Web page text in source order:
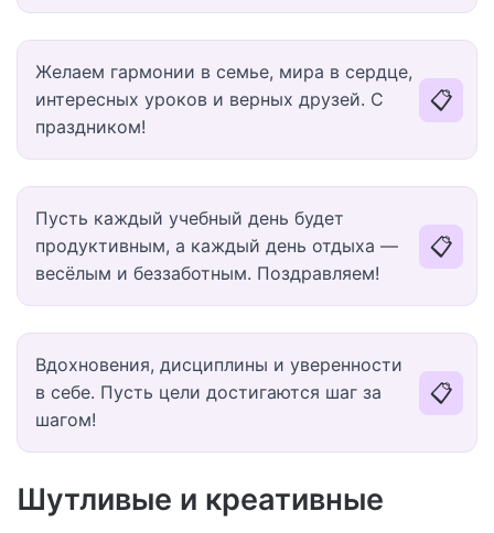
Желаем гармонии в семье, мира в сердце,
интересных уроков и верных друзей. С
праздником!
📋
Пусть каждый учебный день будет
продуктивным, а каждый день отдыха —
весёлым и беззаботным. Поздравляем!
📋
Вдохновения, дисциплины и уверенности
в себе. Пусть цели достигаются шаг за
шагом!
📋
Шутливые и креативные